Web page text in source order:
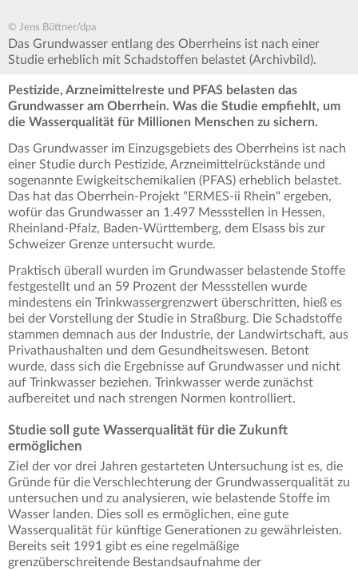
© Jens Büttner/dpa
Das Grundwasser entlang des Oberrheins ist nach einer
Studie erheblich mit Schadstoffen belastet (Archivbild).
Pestizide, Arzneimittelreste und PFAS belasten das
Grundwasser am Oberrhein. Was die Studie empfiehlt, um
die Wasserqualität für Millionen Menschen zu sichern.
Das Grundwasser im Einzugsgebiets des Oberrheins ist nach
einer Studie durch Pestizide, Arzneimittelrückstände und
sogenannte Ewigkeitschemikalien (PFAS) erheblich belastet.
Das hat das Oberrhein-Projekt "ERMES-ii Rhein" ergeben,
wofür das Grundwasser an 1.497 Messstellen in Hessen,
Rheinland-Pfalz, Baden-Württemberg, dem Elsass bis zur
Schweizer Grenze untersucht wurde.
Praktisch überall wurden im Grundwasser belastende Stoffe
festgestellt und an 59 Prozent der Messstellen wurde
mindestens ein Trinkwassergrenzwert überschritten, hieß es
bei der Vorstellung der Studie in Straßburg. Die Schadstoffe
stammen demnach aus der Industrie, der Landwirtschaft, aus
Privathaushalten und dem Gesundheitswesen. Betont
wurde, dass sich die Ergebnisse auf Grundwasser und nicht
auf Trinkwasser beziehen. Trinkwasser werde zunächst
aufbereitet und nach strengen Normen kontrolliert.
Studie soll gute Wasserqualität für die Zukunft
ermöglichen
Ziel der vor drei Jahren gestarteten Untersuchung ist es, die
Gründe für die Verschlechterung der Grundwasserqualität zu
untersuchen und zu analysieren, wie belastende Stoffe im
Wasser landen. Dies soll es ermöglichen, eine gute
Wasserqualität für künftige Generationen zu gewährleisten.
Bereits seit 1991 gibt es eine regelmäßige
grenzüberschreitende Bestandsaufnahme der